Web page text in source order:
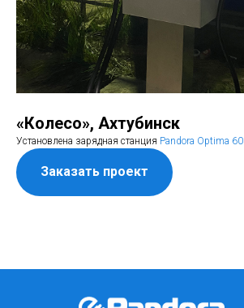
«Колесо», Ахтубинск
Установлена зарядная станция Pandora Optima 60
Заказать проект